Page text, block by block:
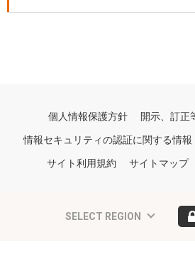
個人情報保護方針 開示、訂正
情報セキュリティの認証に関する情報
サイト利用規約 サイトマップ
SELECT REGION